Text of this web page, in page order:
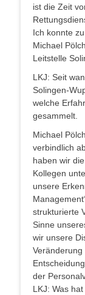
ist die Zeit
Ich konnte
Michael
Leitstelle
LKJ: Seit
Solingen-
welche
gesammelt.
Michael
verbindlich
haben wir
Kollegen
unsere
strukturierte
Sinne
wir unsere
der
LKJ: Was